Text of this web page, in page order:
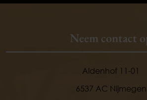
Neem contact
Aldenhof 11-01
6537 AC Nijmegen